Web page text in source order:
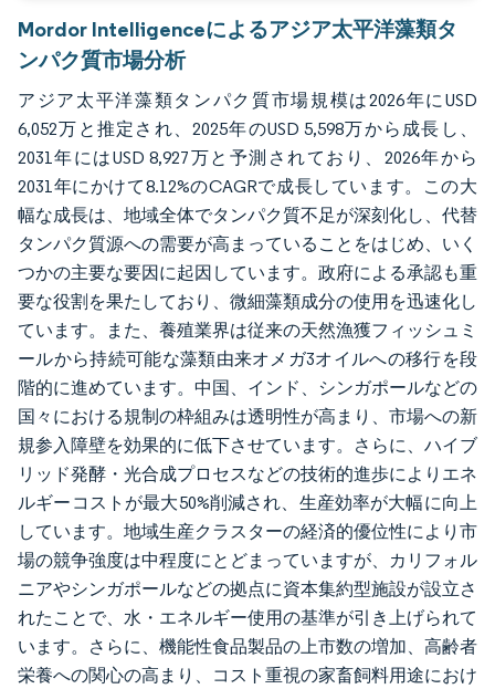
Mordor Intelligenceによるアジア太平洋藻類タ
ンパク質市場分析
アジア太平洋藻類タンパク質市場規模は2026年にUSD
6,052万と推定され、2025年のUSD 5,598万から成長し、
2031年にはUSD 8,927万と予測されており、2026年から
2031年にかけて8.12%のCAGRで成長しています。この大
幅な成長は、地域全体でタンパク質不足が深刻化し、代替
タンパク質源への需要が高まっていることをはじめ、いく
つかの主要な要因に起因しています。政府による承認も重
要な役割を果たしており、微細藻類成分の使用を迅速化し
ています。また、養殖業界は従来の天然漁獲フィッシュミ
ールから持続可能な藻類由来オメガ3オイルへの移行を段
階的に進めています。中国、インド、シンガポールなどの
国々における規制の枠組みは透明性が高まり、市場への新
規参入障壁を効果的に低下させています。さらに、ハイブ
リッド発酵・光合成プロセスなどの技術的進歩によりエネ
ルギーコストが最大50%削減され、生産効率が大幅に向上
しています。地域生産クラスターの経済的優位性により市
場の競争強度は中程度にとどまっていますが、カリフォル
ニアやシンガポールなどの拠点に資本集約型施設が設立さ
れたことで、水・エネルギー使用の基準が引き上げられて
います。さらに、機能性食品製品の上市数の増加、高齢者
栄養への関心の高まり、コスト重視の家畜飼料用途におけ